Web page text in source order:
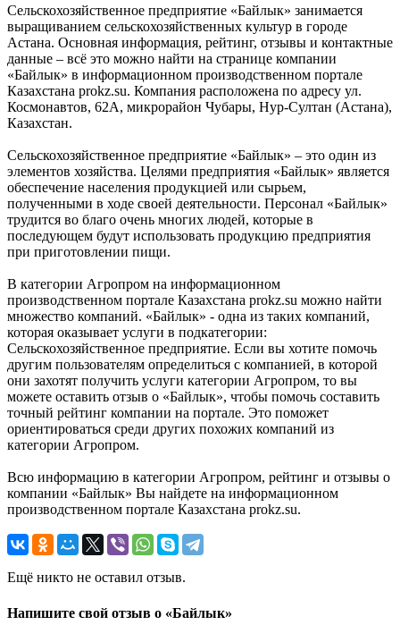
Сельскохозяйственное предприятие «Байлык» занимается
выращиванием сельскохозяйственных культур в городе
Астана. Основная информация, рейтинг, отзывы и контактные
данные – всё это можно найти на странице компании
«Байлык» в информационном производственном портале
Казахстана prokz.su. Компания расположена по адресу ул.
Космонавтов, 62А, микрорайон Чубары, Нур-Султан (Астана),
Казахстан.
Сельскохозяйственное предприятие «Байлык» – это один из
элементов хозяйства. Целями предприятия «Байлык» является
обеспечение населения продукцией или сырьем,
полученными в ходе своей деятельности. Персонал «Байлык»
трудится во благо очень многих людей, которые в
последующем будут использовать продукцию предприятия
при приготовлении пищи.
В категории Агропром на информационном
производственном портале Казахстана prokz.su можно найти
множество компаний. «Байлык» - одна из таких компаний,
которая оказывает услуги в подкатегории:
Сельскохозяйственное предприятие. Если вы хотите помочь
другим пользователям определиться с компанией, в которой
они захотят получить услуги категории Агропром, то вы
можете оставить отзыв о «Байлык», чтобы помочь составить
точный рейтинг компании на портале. Это поможет
ориентироваться среди других похожих компаний из
категории Агропром.
Всю информацию в категории Агропром, рейтинг и отзывы о
компании «Байлык» Вы найдете на информационном
производственном портале Казахстана prokz.su.
Ещё никто не оставил отзыв.
Напишите свой отзыв о «Байлык»